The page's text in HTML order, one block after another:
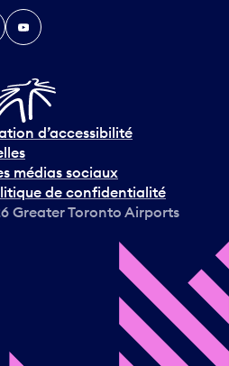
YouTube
d’accessibilité
médias sociaux
de confidentialité
Greater Toronto Airports